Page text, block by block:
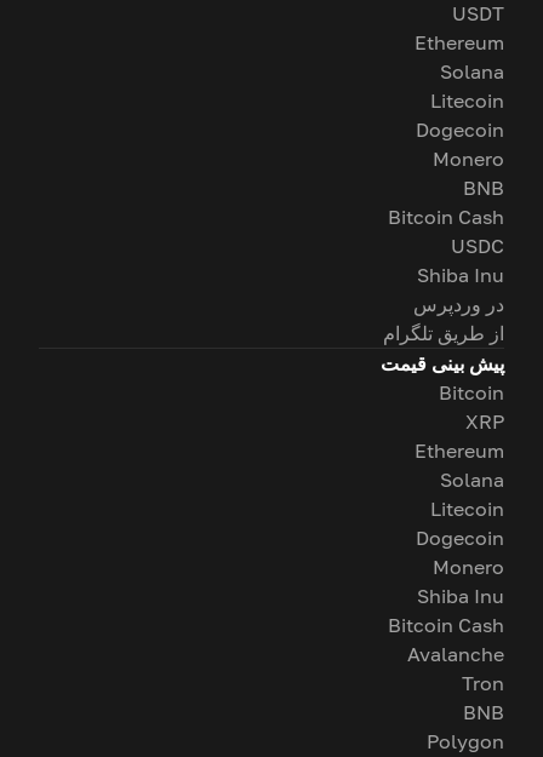
USDT
Ethereum
Solana
Litecoin
Dogecoin
Monero
BNB
Bitcoin Cash
USDC
Shiba Inu
در وردپرس
از طریق تلگرام
پیش بینی قیمت
Bitcoin
XRP
Ethereum
Solana
Litecoin
Dogecoin
Monero
Shiba Inu
Bitcoin Cash
Avalanche
Tron
BNB
Polygon